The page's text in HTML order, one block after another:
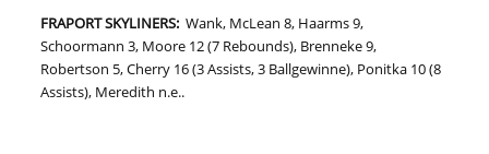
FRAPORT SKYLINERS:Wank, McLean 8, Haarms 9,
Schoormann 3, Moore 12 (7 Rebounds), Brenneke 9,
Robertson 5, Cherry 16 (3 Assists, 3 Ballgewinne), Ponitka 10 (8
Assists), Meredith n.e..